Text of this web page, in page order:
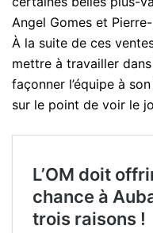
Angel Gomes et
À la suite de ces
mettre à travailler
façonner l’équipe à
sur le point de voir le
L’OM doit
chance à
trois raisons !